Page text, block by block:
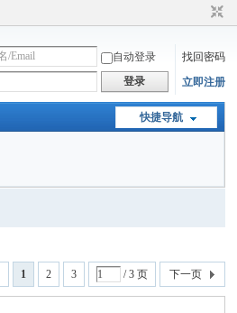
自动登录
找回密码
登录 立即注册
快捷导航
1 2 3 / 3 页 下一页